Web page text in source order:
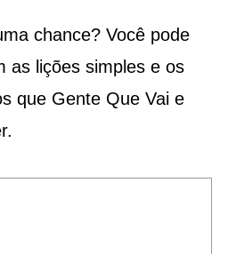
chance? Você pode
as lições simples e os
que Gente Que Vai e